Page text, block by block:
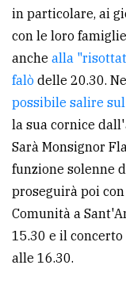
in particolare, ai
con le loro
anche alla
falò delle 20.30.
possibile salire
la sua cornice
Sarà Monsignor
funzione solenne
proseguirà poi
Comunità a
15.30 e il concerto
alle 16.30.